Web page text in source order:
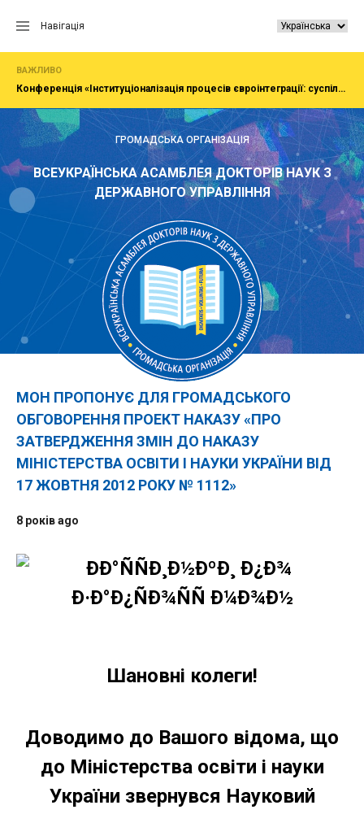
Навігація
ВАЖЛИВО
Конференція «Інституціоналізація процесів євроінтеграції: суспільство, економіка, адміністрування»
ГРОМАДСЬКА ОРГАНІЗАЦІЯ
ВСЕУКРАЇНСЬКА АСАМБЛЕЯ ДОКТОРІВ НАУК З
ДЕРЖАВНОГО УПРАВЛІННЯ
МОН ПРОПОНУЄ ДЛЯ ГРОМАДСЬКОГО
ОБГОВОРЕННЯ ПРОЕКТ НАКАЗУ «ПРО
ЗАТВЕРДЖЕННЯ ЗМІН ДО НАКАЗУ
МІНІСТЕРСТВА ОСВІТИ І НАУКИ УКРАЇНИ ВІД
17 ЖОВТНЯ 2012 РОКУ № 1112»
8 років ago
Шановні колеги!
Доводимо до Вашого відома, що
до Міністерства освіти і науки
України звернувся Науковий